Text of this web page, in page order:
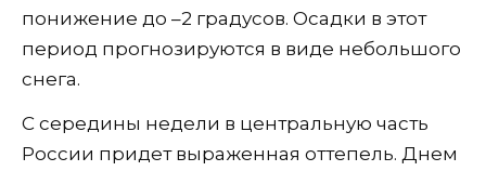
понижение до –2 градусов. Осадки в этот
период прогнозируются в виде небольшого
снега.
С середины недели в центральную часть
России придет выраженная оттепель. Днем